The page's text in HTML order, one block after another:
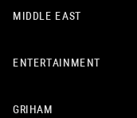
MIDDLE EAST
ENTERTAINMENT
GRIHAM